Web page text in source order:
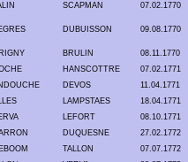
SCAPMAN 07.02.1770
DUBUISSON 09.08.1770
BRULIN 08.11.1770
HANSCOTTRE 07.02.1771
DEVOS 11.04.1771
LAMPSTAES 18.04.1771
LEFORT 08.10.1771
DUQUESNE 27.02.1772
TALLON 07.07.1772